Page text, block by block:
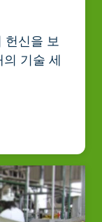
헌신을 보
기술 세